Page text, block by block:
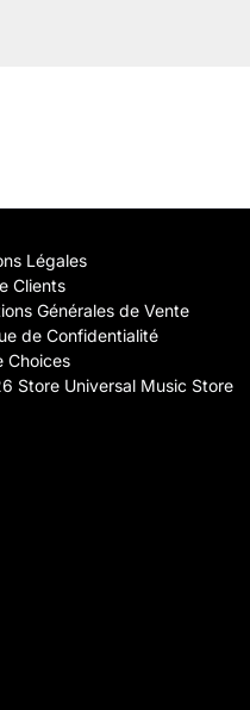
Légales
Clients
Générales de Vente
de Confidentialité
Choices
Store Universal Music Store